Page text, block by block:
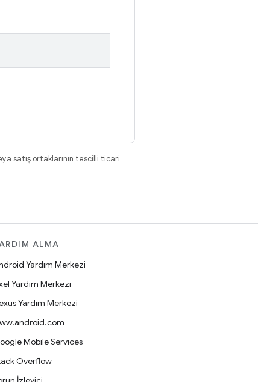
satış ortaklarının tescilli ticari
ALMA
Yardım Merkezi
Yardım Merkezi
Yardım Merkezi
Mobile Services
Overflow